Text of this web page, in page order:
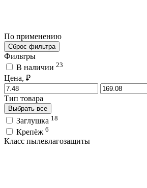
По применению
Сброс фильтра
Фильтры
В наличии 23
Цена, ₽
Тип товара
Выбрать все
Заглушка 18
Крепёж 6
Класс пылевлагозащиты